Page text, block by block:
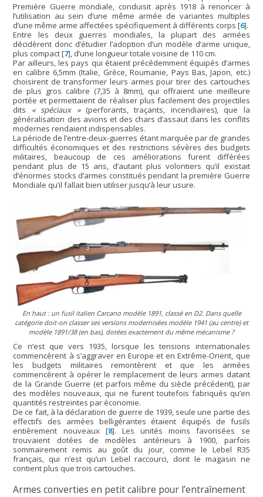
Première Guerre mondiale, conduisit après 1918 à renoncer à
l’utilisation au sein d’une même armée de variantes multiples
d’une même arme affectées spécifiquement à différents corps [6].
Entre les deux guerres mondiales, la plupart des armées
décidèrent donc d’étudier l’adoption d’un modèle d’arme unique,
plus compact[7], d’une longueur totale voisine de 110 cm.
Par ailleurs, les pays qui étaient précédemment équipés d’armes
en calibre 6,5mm (Italie, Grèce, Roumanie, Pays Bas, Japon, etc.)
choisirent de transformer leurs armes pour tirer des cartouches
de plus gros calibre (7,35 à 8mm), qui offraient une meilleure
portée et permettaient de réaliser plus facilement des projectiles
dits « spéciaux »(perforants, traçants, incendiaires), que la
généralisation des avions et des chars d’assaut dans les conflits
modernes rendaient indispensables.
La période de l’entre-deux-guerres étant marquée par de grandes
difficultés économiques et des restrictions sévères des budgets
militaires, beaucoup de ces améliorations furent différées
pendant plus de 15 ans, d’autant plus volontiers qu’il existait
d’énormes stocks d’armes constitués pendant la première Guerre
Mondiale qu’il fallait bien utiliser jusqu’à leur usure.
En haut : un fusil italien Carcano modèle 1891, classé en D2. Dans quelle
catégorie doit-on classer ses versions modernisées modèle 1941 (au centre) et
modèle 1891/38 (en bas), dotées exactement du même mécanisme ?
Ce n’est que vers 1935, lorsque les tensions internationales
commencèrent à s’aggraver en Europe et en Extrême-Orient, que
les budgets militaires remontèrent et que les armées
commencèrent à opérer le remplacement de leurs armes datant
de la Grande Guerre (et parfois même du siècle précédent), par
des modèles nouveaux, qui ne furent toutefois fabriqués qu’en
quantités restreintes par économie.
De ce fait, à la déclaration de guerre de 1939, seule une partie des
effectifs des armées belligérantes étaient équipés de fusils
entièrement nouveaux[8]. Les unités moins favorisées se
trouvaient dotées de modèles antérieurs à 1900, parfois
sommairement remis au goût du jour, comme le Lebel R35
français, qui n’est qu’un Lebel raccourci, dont le magasin ne
contient plus que trois cartouches.
Armes converties en petit calibre pour l’entraînement